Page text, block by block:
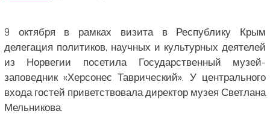
9 октября в рамках визита в Республику Крым
делегация политиков, научных и культурных деятелей
из Норвегии посетила Государственный музей-
заповедник «Херсонес Таврический». У центрального
входа гостей приветствовала директор музея Светлана
Мельникова.